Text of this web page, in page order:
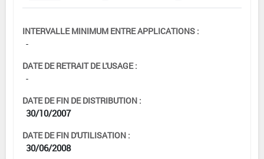
INTERVALLE MINIMUM ENTRE APPLICATIONS :
-
DATE DE RETRAIT DE L'USAGE :
-
DATE DE FIN DE DISTRIBUTION :
30/10/2007
DATE DE FIN D'UTILISATION :
30/06/2008